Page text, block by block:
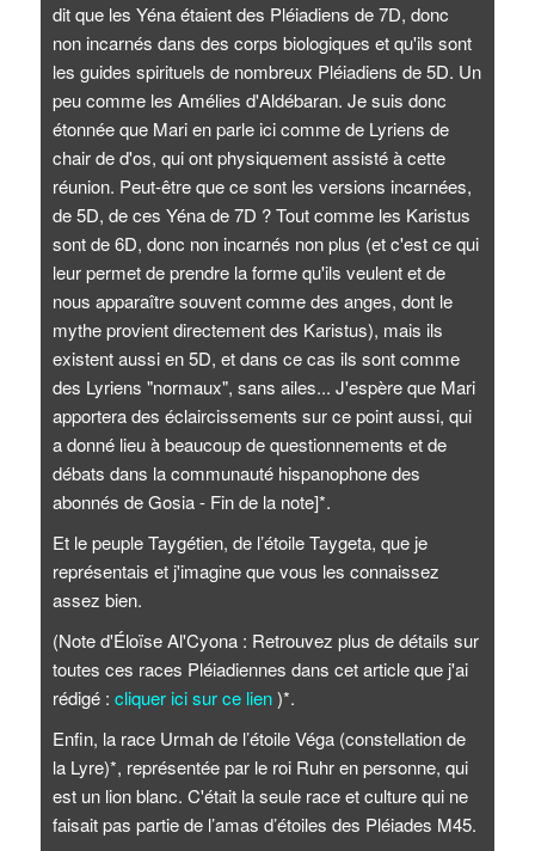
dit que les Yéna étaient des Pléiadiens de 7D, donc
non incarnés dans des corps biologiques et qu'ils sont
les guides spirituels de nombreux Pléiadiens de 5D. Un
peu comme les Amélies d'Aldébaran. Je suis donc
étonnée que Mari en parle ici comme de Lyriens de
chair de d'os, qui ont physiquement assisté à cette
réunion. Peut-être que ce sont les versions incarnées,
de 5D, de ces Yéna de 7D ? Tout comme les Karistus
sont de 6D, donc non incarnés non plus (et c'est ce qui
leur permet de prendre la forme qu'ils veulent et de
nous apparaître souvent comme des anges, dont le
mythe provient directement des Karistus), mais ils
existent aussi en 5D, et dans ce cas ils sont comme
des Lyriens "normaux", sans ailes... J'espère que Mari
apportera des éclaircissements sur ce point aussi, qui
a donné lieu à beaucoup de questionnements et de
débats dans la communauté hispanophone des
abonnés de Gosia - Fin de la note]*.
Et le peuple Taygétien, de l’étoile Taygeta, que je
représentais et j'imagine que vous les connaissez
assez bien.
(Note d'Éloïse Al'Cyona : Retrouvez plus de détails sur
toutes ces races Pléiadiennes dans cet article que j'ai
rédigé :cliquer ici sur ce lien)*.
Enfin, la race Urmah de l’étoile Véga (constellation de
la Lyre)*, représentée par le roi Ruhr en personne, qui
est un lion blanc. C'était la seule race et culture qui ne
faisait pas partie de l’amas d’étoiles des Pléiades M45.